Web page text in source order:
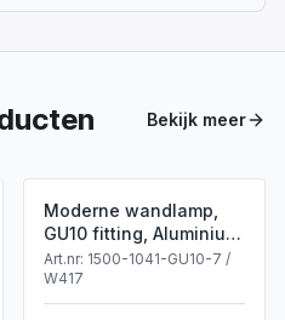
Bekijk meer
Moderne wandlamp,
GU10 fitting, Aluminium,
IP65, Corten
Art.nr: 1500-1041-GU10-7 /
W417